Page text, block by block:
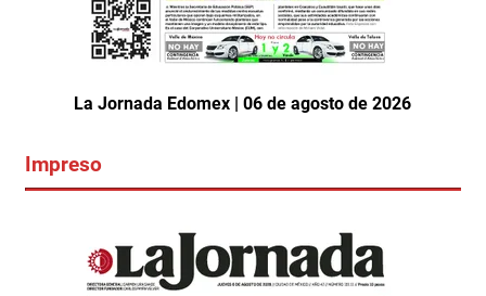
La Jornada Edomex | 06 de agosto de 2026
Impreso